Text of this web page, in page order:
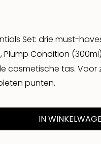
Number 4
Shed
Fudge
Set: drie must-
Condition
cosmetische tas.
punten.
IN